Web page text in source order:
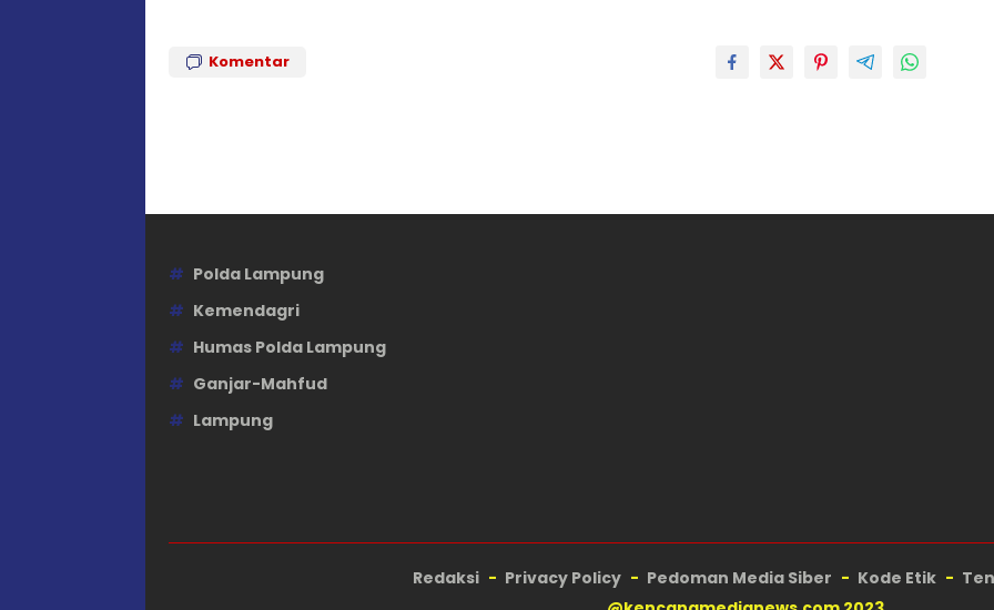
Komentar
Polda Lampung
Kemendagri
Humas Polda Lampung
Ganjar-Mahfud
Lampung
Redaksi Privacy Policy Pedoman Media Siber Kode Etik